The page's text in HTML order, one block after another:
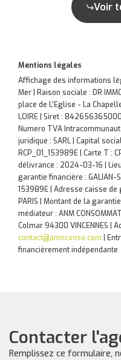
Voir
Mentions légales
Affichage des informations
Mer | Raison sociale : DR
place de L'Eglise - La
LOIRE | Siret :
Numero TVA
juridique : SARL | Capital
RCP_01_153989E | Carte T :
délivrance : 2024-03-16 |
garantie financière : GALIAN-
153989E | Adresse caisse
PARIS | Montant de la
médiateur : ANM
Colmar 94300 VINCENNES |
contact@anmconso.com
financièrement indépendante
Contacter
Remplissez ce formulaire,